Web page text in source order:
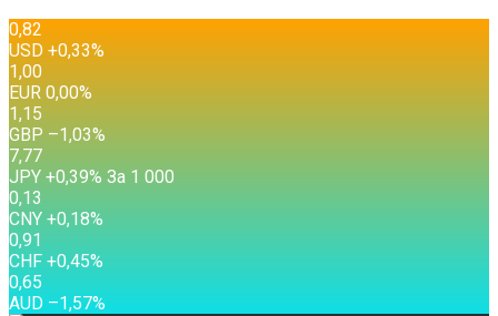
0,82
USD +0,33%
1,00
EUR 0,00%
1,15
GBP –1,03%
7,77
JPY +0,39% За 1 000
0,13
CNY +0,18%
0,91
CHF +0,45%
0,65
AUD –1,57%